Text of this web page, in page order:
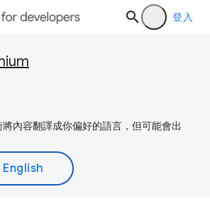
登入
內容翻譯成你偏好的語言，但可能會出